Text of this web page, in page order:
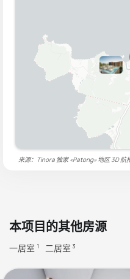
来源：Tinora 独家 «Patong» 地区 3D
本项目的其他房源
一居室 1 二居室 3